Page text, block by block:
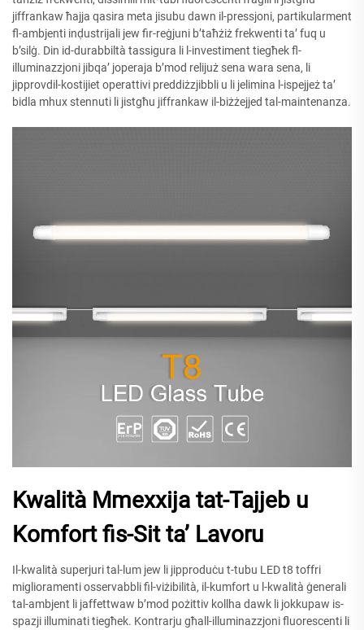
jiffrankaw ħajja qasira meta jisubu dawn il-pressjoni, partikularment
fl-ambjenti inḍustrijali jew fir-reġjuni b’taħżiż frekwenti ta’ fuq u
b’silġ. Din id-durabbiltà tassigura li l-investiment tiegħek fl-
illuminazzjoni jibqa’ joperaja b’mod relijuż sena wara sena, li
jipprovdil-kostijiet operattivi preddiżzjibbli u li jelimina l-ispejjeż ta’
bidla mhux stennuti li jistgħu jiffrankaw il-biżżejjed tal-maintenanza.
Kwalità Mmexxija tat-Tajjeb u
Komfort fis-Sit ta’ Lavoru
Il-kwalità superjuri tal-lum jew li jipproduċu t-tubu LED t8 toffri
miglioramenti osservabbli fil-viżibilità, il-kumfort u l-kwalità ġenerali
tal-ambjent li jaffettwaw b’mod pożittiv kollha dawk li jokkupaw is-
spazji illuminati tiegħek. Kontrarju għall-illuminazzjoni fluorescenti li